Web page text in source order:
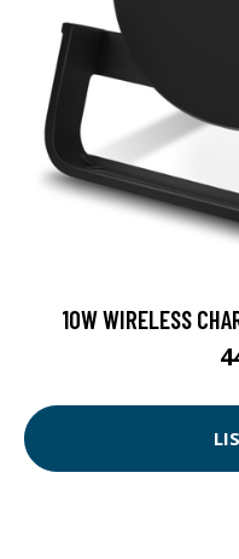
10W WIRELESS